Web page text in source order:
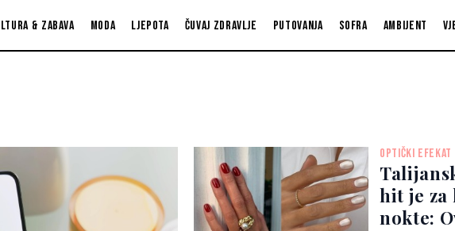
& zabava Moda Ljepota Čuvaj zdravlje Putovanja Sofra Ambijent
OPTIČKI EFEKAT
hit je za
nokte: